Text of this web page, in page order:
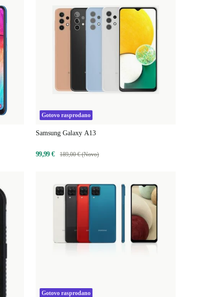
Gotovo rasprodano
Samsung Galaxy A13
99,99 € 189,00 € (Novo)
Gotovo rasprodano